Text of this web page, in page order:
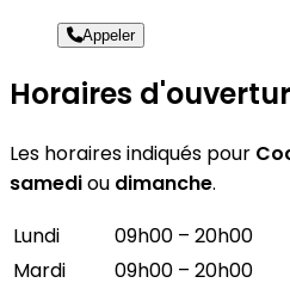
Appeler
Horaires
Les horaires indiqués pour
samediou dimanche.
Lundi
09h00 – 20h00
Mardi
09h00 – 20h00